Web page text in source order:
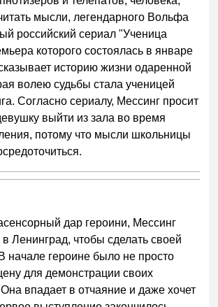
мысли, легендарного Вольфа
российский сериал "Ученица
которого состоялась в январе
историю жизни одаренной
волею судьбы стала ученицей
Согласно сериалу, Мессинг просит
выйти из зала во время
потому что мысли школьницы
дар героини, Мессинг
Ленинград, чтобы сделать своей
начале героине было не просто
для демонстрации своих
впадает в отчаяние и даже хочет